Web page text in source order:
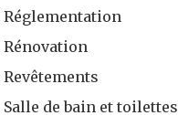
Réglementation
Rénovation
Revêtements
Salle de bain et toilettes